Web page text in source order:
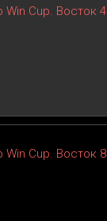
Win Cup. Восток 4
Win Cup. Восток 8